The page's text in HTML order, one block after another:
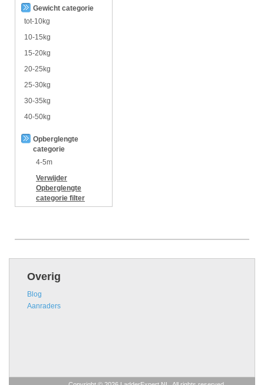
Gewicht categorie
tot-10kg
10-15kg
15-20kg
20-25kg
25-30kg
30-35kg
40-50kg
Opberglengte
categorie
4-5m
Verwijder
Opberglengte
categorie filter
Overig
Blog
Aanraders